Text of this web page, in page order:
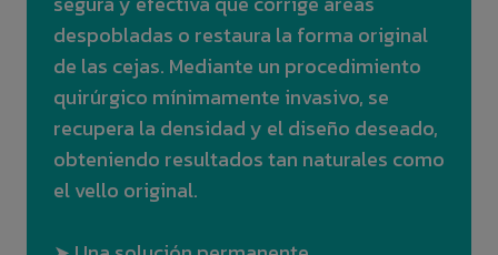
despobladas o restaura la forma original
de las cejas. Mediante un procedimiento
quirúrgico mínimamente invasivo, se
recupera la densidad y el diseño deseado,
obteniendo resultados tan naturales como
el vello original.